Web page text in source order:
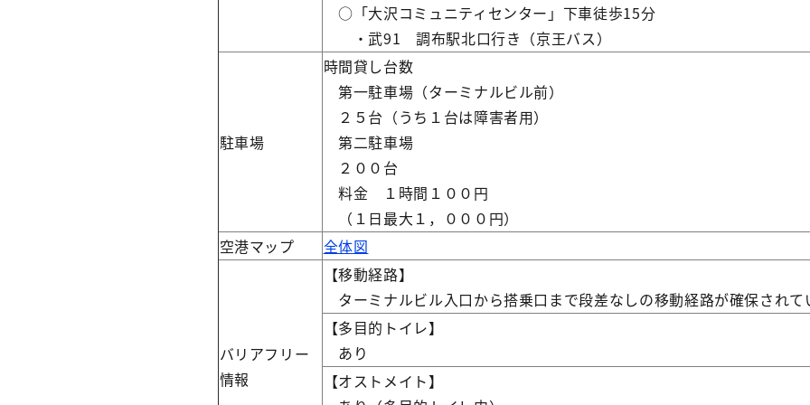
○「大沢コミュニティセンター」下車徒歩15分
・武91 調布駅北口行き（京王バス）
駐車場
時間貸し台数
第一駐車場（ターミナルビル前）
２５台（うち１台は障害者用）
第二駐車場
２００台
料金 １時間１００円
（１日最大１，０００円）
空港マップ
全体図
バリアフリー
情報
【移動経路】
ターミナルビル入口から搭乗口まで段差なしの移動経路が確保されて
【多目的トイレ】
あり
【オストメイト】